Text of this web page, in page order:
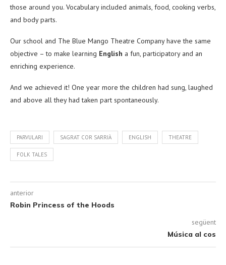
those around you. Vocabulary included animals, food, cooking verbs,
and body parts.
Our school and The Blue Mango Theatre Company have the same
objective – to make learning English a fun, participatory and an
enriching experience.
And we achieved it! One year more the children had sung, laughed
and above all they had taken part spontaneously.
PARVULARI SAGRAT COR SARRIÀ ENGLISH THEATRE
FOLK TALES
anterior
Robin Princess of the Hoods
següent
Música al cos